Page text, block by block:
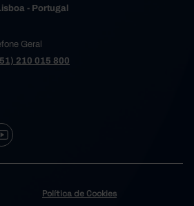
- Portugal
Geral
210 015 800
Política de Cookies